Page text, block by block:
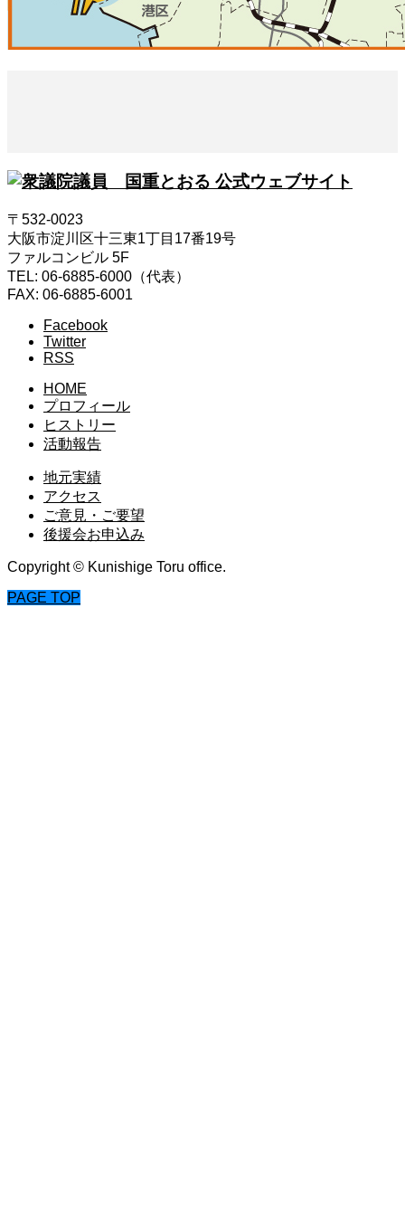
〒532-0023
大阪市淀川区十三東1丁目17番19号
ファルコンビル 5F
TEL: 06-6885-6000（代表）
FAX: 06-6885-6001
Facebook
Twitter
RSS
HOME
プロフィール
ヒストリー
活動報告
地元実績
アクセス
ご意見・ご要望
後援会お申込み
Copyright © Kunishige Toru office.
PAGE TOP